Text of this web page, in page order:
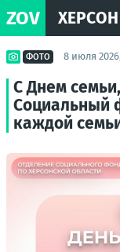
ZOV ХЕРСОН
ФОТО 8 июля
С Днем
Социальный
каждой